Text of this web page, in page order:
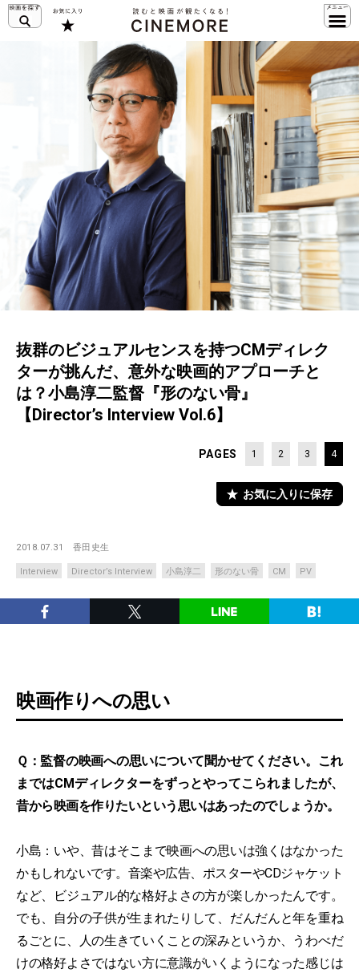
抜群のビジュアルセンスを持つCMディレク
ターが挑んだ、意外な映画的アプローチと
は？小島淳二監督『形のない骨』
【Director’s Interview Vol.6】
PAGES 1 2 3 4
お気に入りに保存
2018.07.31 香田史生
Interview Director’s Interview 小島淳二 形のない骨 CM PV
映画作りへの思い
Ｑ：監督の映画への思いについて聞かせてください。これ
まではCMディレクターをずっとやってこられましたが、
昔から映画を作りたいという思いはあったのでしょうか。
小島：いや、昔はそこまで映画への思いは強くはなかった
かもしれないです。音楽や広告、ポスターやCDジャケット
など、ビジュアル的な格好よさの方が楽しかったんです。
でも、自分の子供が生まれたりして、だんだんと年を重ね
るごとに、人の生きていくことの深みというか、うわべだ
けの格好よさではない方に意識がいくようになった感じは